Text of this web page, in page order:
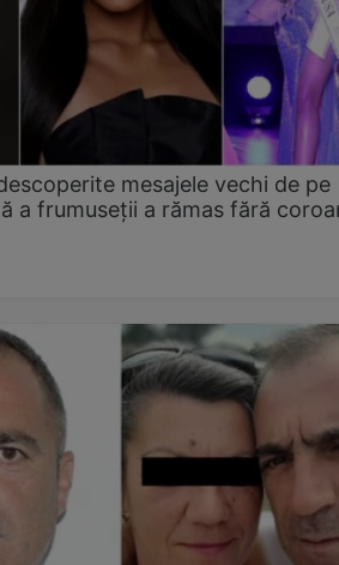
mesajele vechi de pe
a frumuseții a rămas fără